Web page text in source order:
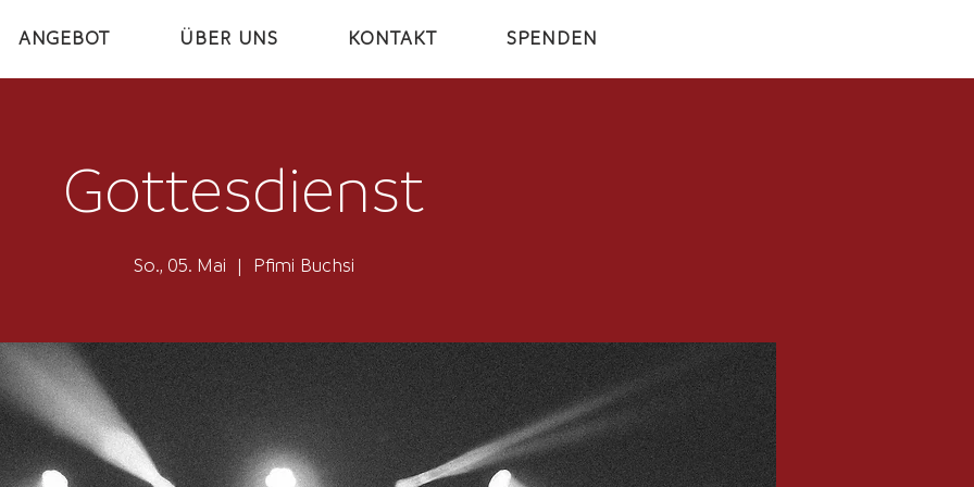
ANGEBOT ÜBER UNS KONTAKT SPENDEN
Gottesdienst
So., 05. Mai
  |
Pfimi Buchsi